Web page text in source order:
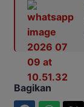
Bagikan